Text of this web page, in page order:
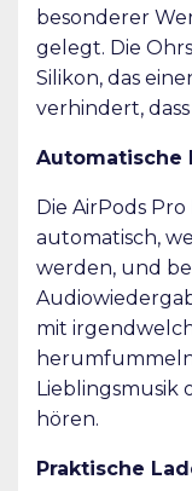
besonderer
gelegt. Die
Silikon, das
verhindert,
Automatische
Die AirPods
automatisch,
werden, und
mit
Lieblingsmusik
hören.
Praktische